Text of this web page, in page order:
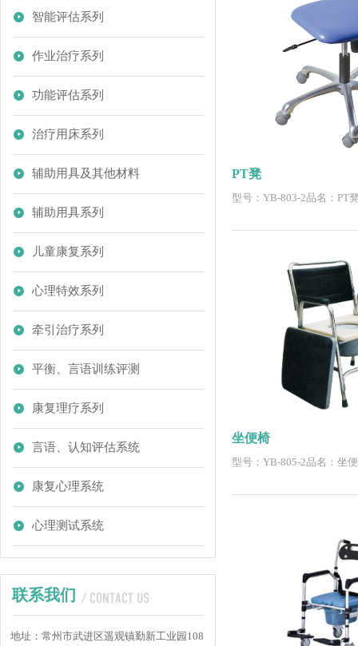
智能评估系列
作业治疗系列
功能评估系列
治疗用床系列
辅助用具及其他材料
辅助用具系列
儿童康复系列
心理特效系列
牵引治疗系列
平衡、言语训练评测
康复理疗系列
言语、认知评估系统
康复心理系统
心理测试系统
联系我们
地址：常州市武进区遥观镇勤新工业园108
PT凳
型号：YB-803-2品名：PT
坐便椅
型号：YB-805-2品名：坐